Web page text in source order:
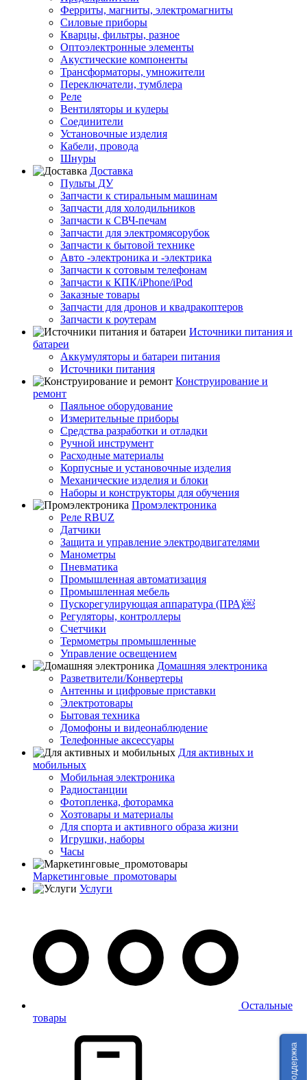
Ферриты, магниты, электромагниты
Силовые приборы
Кварцы, фильтры, разное
Оптоэлектронные элементы
Акустические компоненты
Трансформаторы, умножители
Переключатели, тумблера
Реле
Вентиляторы и кулеры
Соединители
Установочные изделия
Кабели, провода
Шнуры
Доставка
Пульты ДУ
Запчасти к стиральным машинам
Запчасти для холодильников
Запчасти к СВЧ-печам
Запчасти для электромясорубок
Запчасти к бытовой технике
Авто -электроника и -электрика
Запчасти к сотовым телефонам
Запчасти к КПК/iPhone/iPod
Заказные товары
Запчасти для дронов и квадракоптеров
Запчасти к роутерам
Источники питания и
батареи
Аккумуляторы и батареи питания
Источники питания
Конструирование и
ремонт
Паяльное оборудование
Измерительные приборы
Средства разработки и отладки
Ручной инструмент
Расходные материалы
Корпусные и установочные изделия
Механические изделия и блоки
Наборы и конструкторы для обучения
Промэлектроника
Реле RBUZ
Датчики
Защита и управление электродвигателями
Манометры
Пневматика
Промышленная автоматизация
Промышленная мебель
Пускорегулирующая аппаратура (ПРА)￼
Регуляторы, контроллеры
Счетчики
Термометры промышленные
Управление освещением
Домашняя электроника
Разветвители/Конвертеры
Антенны и цифровые приставки
Электротовары
Бытовая техника
Домофоны и видеонаблюдение
Телефонные аксессуары
Для активных и
мобильных
Мобильная электроника
Радиостанции
Фотопленка, фоторамка
Хозтовары и материалы
Для спорта и активного образа жизни
Игрушки, наборы
Часы
Маркетинговые_промотовары
Услуги
Остальные
товары